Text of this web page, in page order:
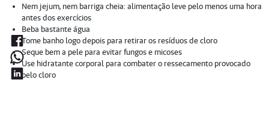
Nem jejum, nem barriga cheia: alimentação leve pelo menos uma hora
antes dos exercícios
Beba bastante água
Tome banho logo depois para retirar os resíduos de cloro
Seque bem a pele para evitar fungos e micoses
Use hidratante corporal para combater o ressecamento provocado
pelo cloro